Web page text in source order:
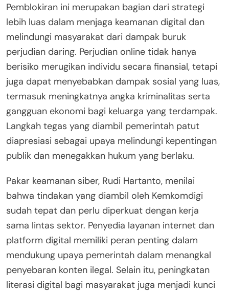
Pemblokiran ini merupakan bagian dari strategi
lebih luas dalam menjaga keamanan digital dan
melindungi masyarakat dari dampak buruk
perjudian daring. Perjudian online tidak hanya
berisiko merugikan individu secara finansial, tetapi
juga dapat menyebabkan dampak sosial yang luas,
termasuk meningkatnya angka kriminalitas serta
gangguan ekonomi bagi keluarga yang terdampak.
Langkah tegas yang diambil pemerintah patut
diapresiasi sebagai upaya melindungi kepentingan
publik dan menegakkan hukum yang berlaku.
Pakar keamanan siber, Rudi Hartanto, menilai
bahwa tindakan yang diambil oleh Kemkomdigi
sudah tepat dan perlu diperkuat dengan kerja
sama lintas sektor. Penyedia layanan internet dan
platform digital memiliki peran penting dalam
mendukung upaya pemerintah dalam menangkal
penyebaran konten ilegal. Selain itu, peningkatan
literasi digital bagi masyarakat juga menjadi kunci